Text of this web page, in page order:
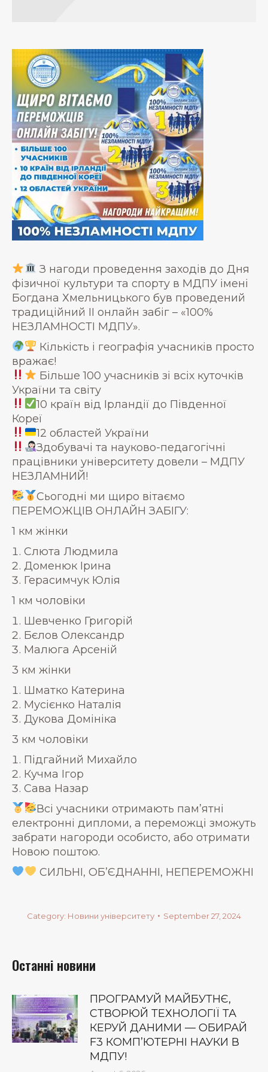
З нагоди проведення заходів до Дня
фізичної культури та спорту в МДПУ імені
Богдана Хмельницького був проведений
традиційний ІІ онлайн забіг – «100%
НЕЗЛАМНОСТІ МДПУ».
Кількість і географія учасників просто
вражає!
Більше 100 учасників зі всіх куточків
України та світу
10 країн від Ірландії до Південної
Кореї
12 областей України
Здобувачі та науково-педагогічні
працівники університету довели – МДПУ
НЕЗЛАМНИЙ!
Сьогодні ми щиро вітаємо
ПЕРЕМОЖЦІВ ОНЛАЙН ЗАБІГУ:
1 км жінки
Слюта Людмила
Доменюк Ірина
Герасимчук Юлія
1 км чоловіки
Шевченко Григорій
Бєлов Олександр
Малюга Арсеній
3 км жінки
Шматко Катерина
Мусієнко Наталія
Дукова Домініка
3 км чоловіки
Підгайний Михайло
Кучма Ігор
Сава Назар
Всі учасники отримають пам’ятні
електронні дипломи, а переможці зможуть
забрати нагороди особисто, або отримати
Новою поштою.
СИЛЬНІ, ОБ’ЄДНАННІ, НЕПЕРЕМОЖНІ
Category: Новини університету September 27, 2024
Останні новини
ПРОГРАМУЙ МАЙБУТНЄ,
СТВОРЮЙ ТЕХНОЛОГІЇ ТА
КЕРУЙ ДАНИМИ — ОБИРАЙ
F3 КОМП’ЮТЕРНІ НАУКИ В
МДПУ!